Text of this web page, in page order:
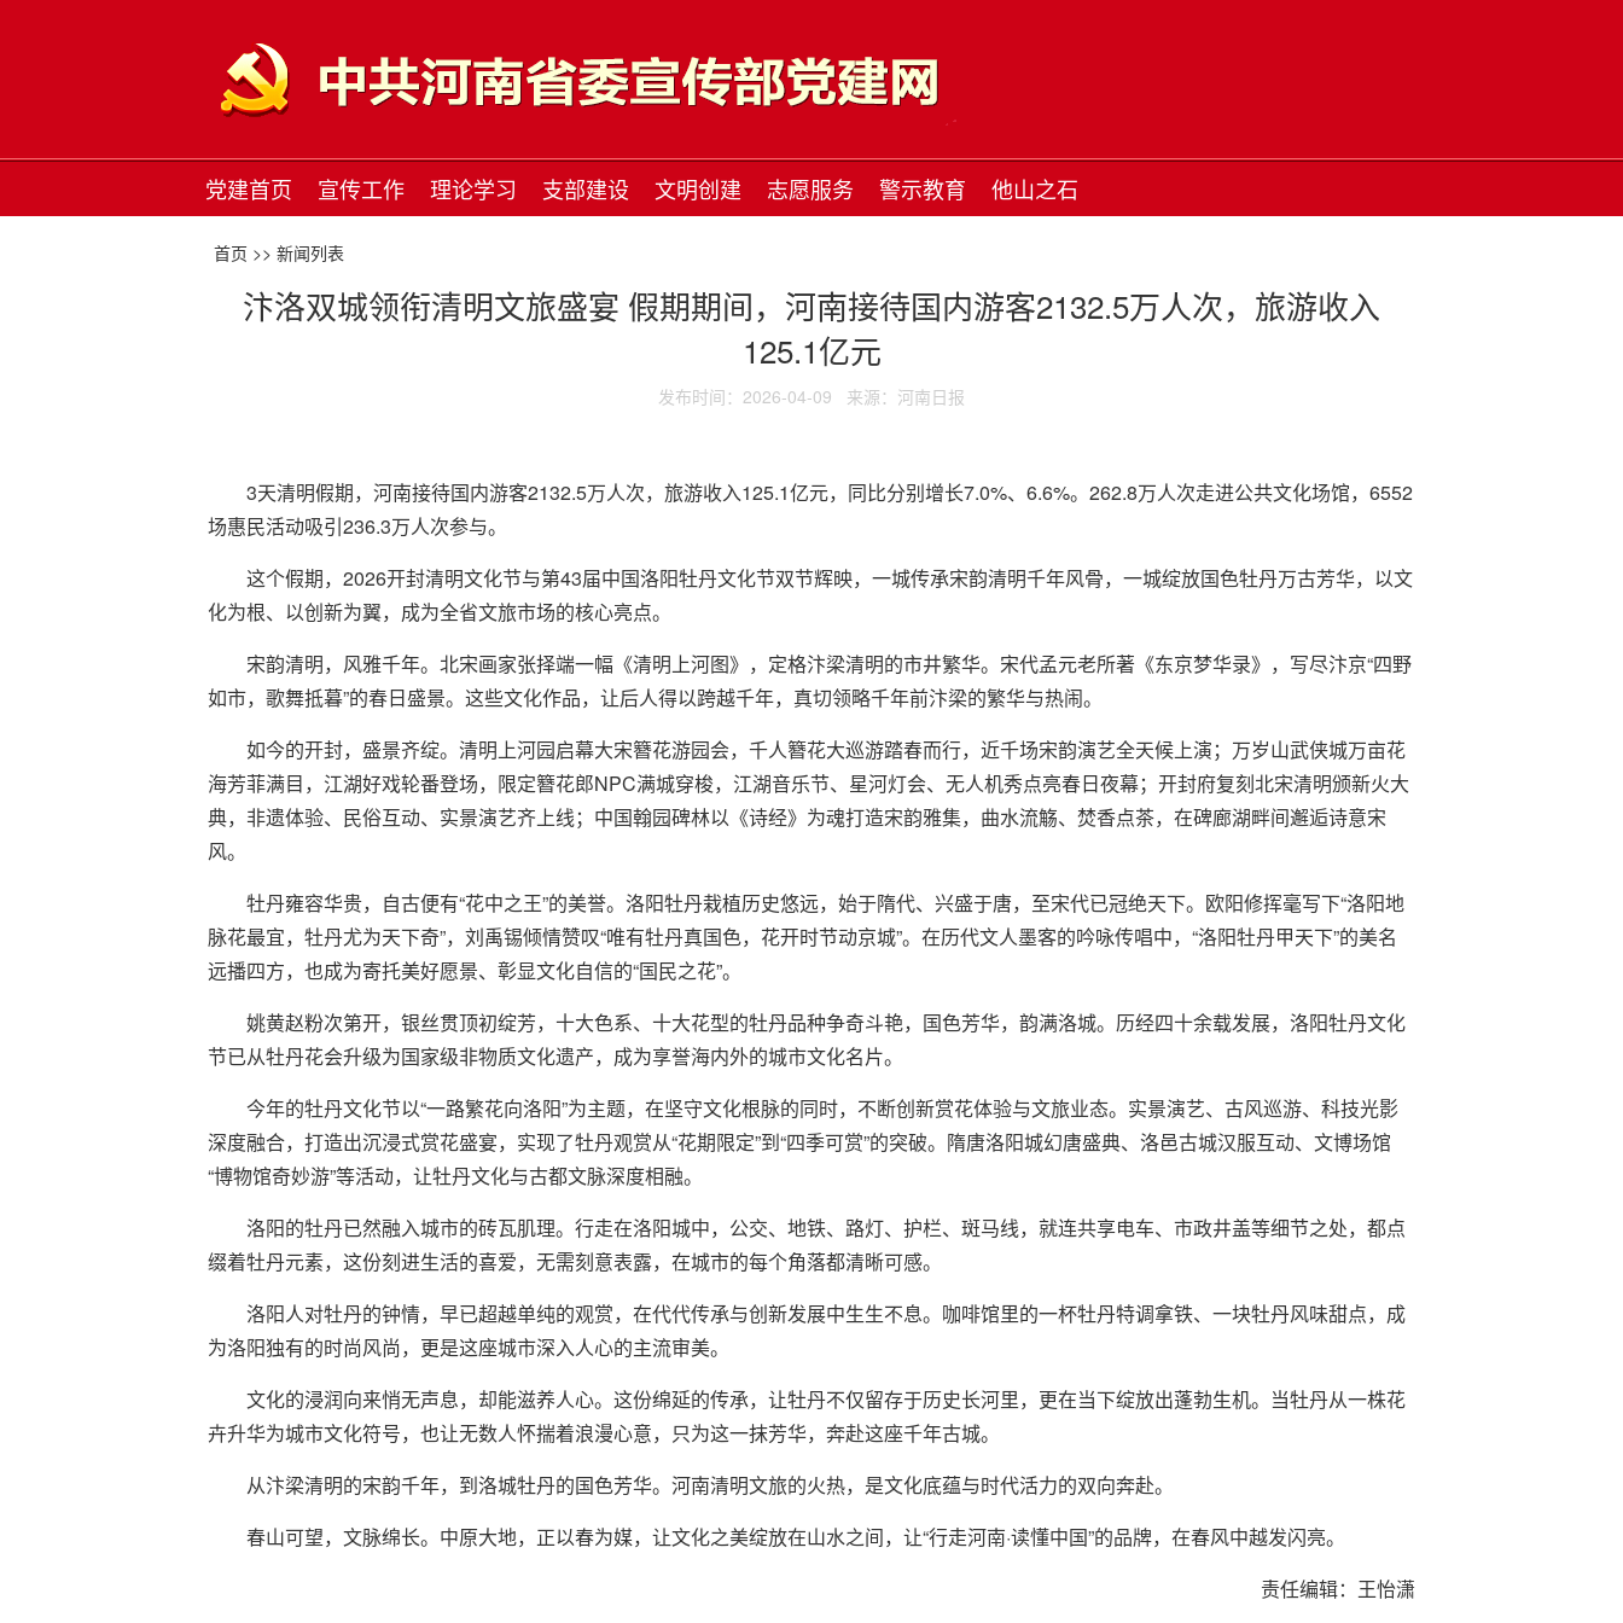
党建首页 宣传工作 理论学习 支部建设 文明创建 志愿服务 警示教育 他山之石
首页 >> 新闻列表
汴洛双城领衔清明文旅盛宴 假期期间，河南接待国内游客2132.5万人次，旅游收入
125.1亿元
发布时间：2026-04-09 来源：河南日报
3天清明假期，河南接待国内游客2132.5万人次，旅游收入125.1亿元，同比分别增长7.0%、6.6%。262.8万人次走进公共文化场馆，6552
场惠民活动吸引236.3万人次参与。
这个假期，2026开封清明文化节与第43届中国洛阳牡丹文化节双节辉映，一城传承宋韵清明千年风骨，一城绽放国色牡丹万古芳华，以文
化为根、以创新为翼，成为全省文旅市场的核心亮点。
宋韵清明，风雅千年。北宋画家张择端一幅《清明上河图》，定格汴梁清明的市井繁华。宋代孟元老所著《东京梦华录》，写尽汴京“四野
如市，歌舞抵暮”的春日盛景。这些文化作品，让后人得以跨越千年，真切领略千年前汴梁的繁华与热闹。
如今的开封，盛景齐绽。清明上河园启幕大宋簪花游园会，千人簪花大巡游踏春而行，近千场宋韵演艺全天候上演；万岁山武侠城万亩花
海芳菲满目，江湖好戏轮番登场，限定簪花郎NPC满城穿梭，江湖音乐节、星河灯会、无人机秀点亮春日夜幕；开封府复刻北宋清明颁新火大
典，非遗体验、民俗互动、实景演艺齐上线；中国翰园碑林以《诗经》为魂打造宋韵雅集，曲水流觞、焚香点茶，在碑廊湖畔间邂逅诗意宋
风。
牡丹雍容华贵，自古便有“花中之王”的美誉。洛阳牡丹栽植历史悠远，始于隋代、兴盛于唐，至宋代已冠绝天下。欧阳修挥毫写下“洛阳地
脉花最宜，牡丹尤为天下奇”，刘禹锡倾情赞叹“唯有牡丹真国色，花开时节动京城”。在历代文人墨客的吟咏传唱中，“洛阳牡丹甲天下”的美名
远播四方，也成为寄托美好愿景、彰显文化自信的“国民之花”。
姚黄赵粉次第开，银丝贯顶初绽芳，十大色系、十大花型的牡丹品种争奇斗艳，国色芳华，韵满洛城。历经四十余载发展，洛阳牡丹文化
节已从牡丹花会升级为国家级非物质文化遗产，成为享誉海内外的城市文化名片。
今年的牡丹文化节以“一路繁花向洛阳”为主题，在坚守文化根脉的同时，不断创新赏花体验与文旅业态。实景演艺、古风巡游、科技光影
深度融合，打造出沉浸式赏花盛宴，实现了牡丹观赏从“花期限定”到“四季可赏”的突破。隋唐洛阳城幻唐盛典、洛邑古城汉服互动、文博场馆
“博物馆奇妙游”等活动，让牡丹文化与古都文脉深度相融。
洛阳的牡丹已然融入城市的砖瓦肌理。行走在洛阳城中，公交、地铁、路灯、护栏、斑马线，就连共享电车、市政井盖等细节之处，都点
缀着牡丹元素，这份刻进生活的喜爱，无需刻意表露，在城市的每个角落都清晰可感。
洛阳人对牡丹的钟情，早已超越单纯的观赏，在代代传承与创新发展中生生不息。咖啡馆里的一杯牡丹特调拿铁、一块牡丹风味甜点，成
为洛阳独有的时尚风尚，更是这座城市深入人心的主流审美。
文化的浸润向来悄无声息，却能滋养人心。这份绵延的传承，让牡丹不仅留存于历史长河里，更在当下绽放出蓬勃生机。当牡丹从一株花
卉升华为城市文化符号，也让无数人怀揣着浪漫心意，只为这一抹芳华，奔赴这座千年古城。
从汴梁清明的宋韵千年，到洛城牡丹的国色芳华。河南清明文旅的火热，是文化底蕴与时代活力的双向奔赴。
春山可望，文脉绵长。中原大地，正以春为媒，让文化之美绽放在山水之间，让“行走河南·读懂中国”的品牌，在春风中越发闪亮。
责任编辑：王怡潇